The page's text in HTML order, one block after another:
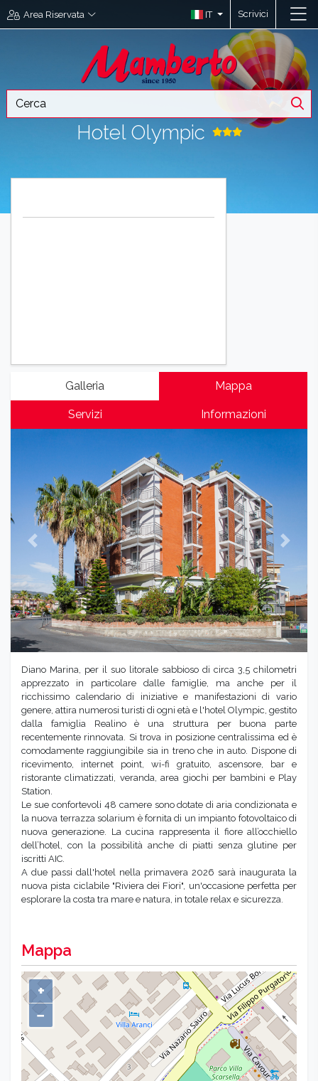
Area Riservata IT Scrivici
Hotel Olympic
Galleria Mappa
Servizi Informazioni
Previous Next
Diano Marina, per il suo litorale sabbioso di circa 3,5 chilometri
apprezzato in particolare dalle famiglie, ma anche per il
ricchissimo calendario di iniziative e manifestazioni di vario
genere, attira numerosi turisti di ogni età e l'hotel Olympic, gestito
dalla famiglia Realino è una struttura per buona parte
recentemente rinnovata. Si trova in posizione centralissima ed è
comodamente raggiungibile sia in treno che in auto. Dispone di
ricevimento, internet point, wi-fi gratuito, ascensore, bar e
ristorante climatizzati, veranda, area giochi per bambini e Play
Station.
Le sue confortevoli 48 camere sono dotate di aria condizionata e
la nuova terrazza solarium è fornita di un impianto fotovoltaico di
nuova generazione. La cucina rappresenta il fiore all’occhiello
dell’hotel, con la possibilità anche di piatti senza glutine per
iscritti AIC.
A due passi dall'hotel nella primavera 2026 sarà inaugurata la
nuova pista ciclabile "Riviera dei Fiori", un'occasione perfetta per
esplorare la costa tra mare e natura, in totale relax e sicurezza.
Mappa
+
−